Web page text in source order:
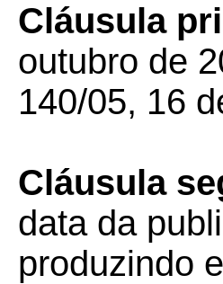
Cláusula
outubro de
140/05, 16
Cláusula
data da
produzindo